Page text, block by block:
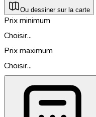
Ou dessiner sur la carte
Prix minimum
Choisir...
Prix maximum
Choisir...